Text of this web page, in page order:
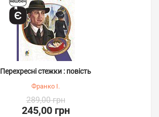
Перехресні стежки : повість
Франко І.
289,00 грн
245,00 грн